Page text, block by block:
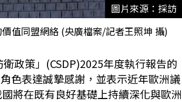
圖片來源：採訪
值同盟網絡 (央廣檔案/記者王照坤 攝)
政策」(CSDP)2025年度執行報告的
色表達誠摯感謝，並表示近年歐洲議
將在既有良好基礎上持續深化與歐洲